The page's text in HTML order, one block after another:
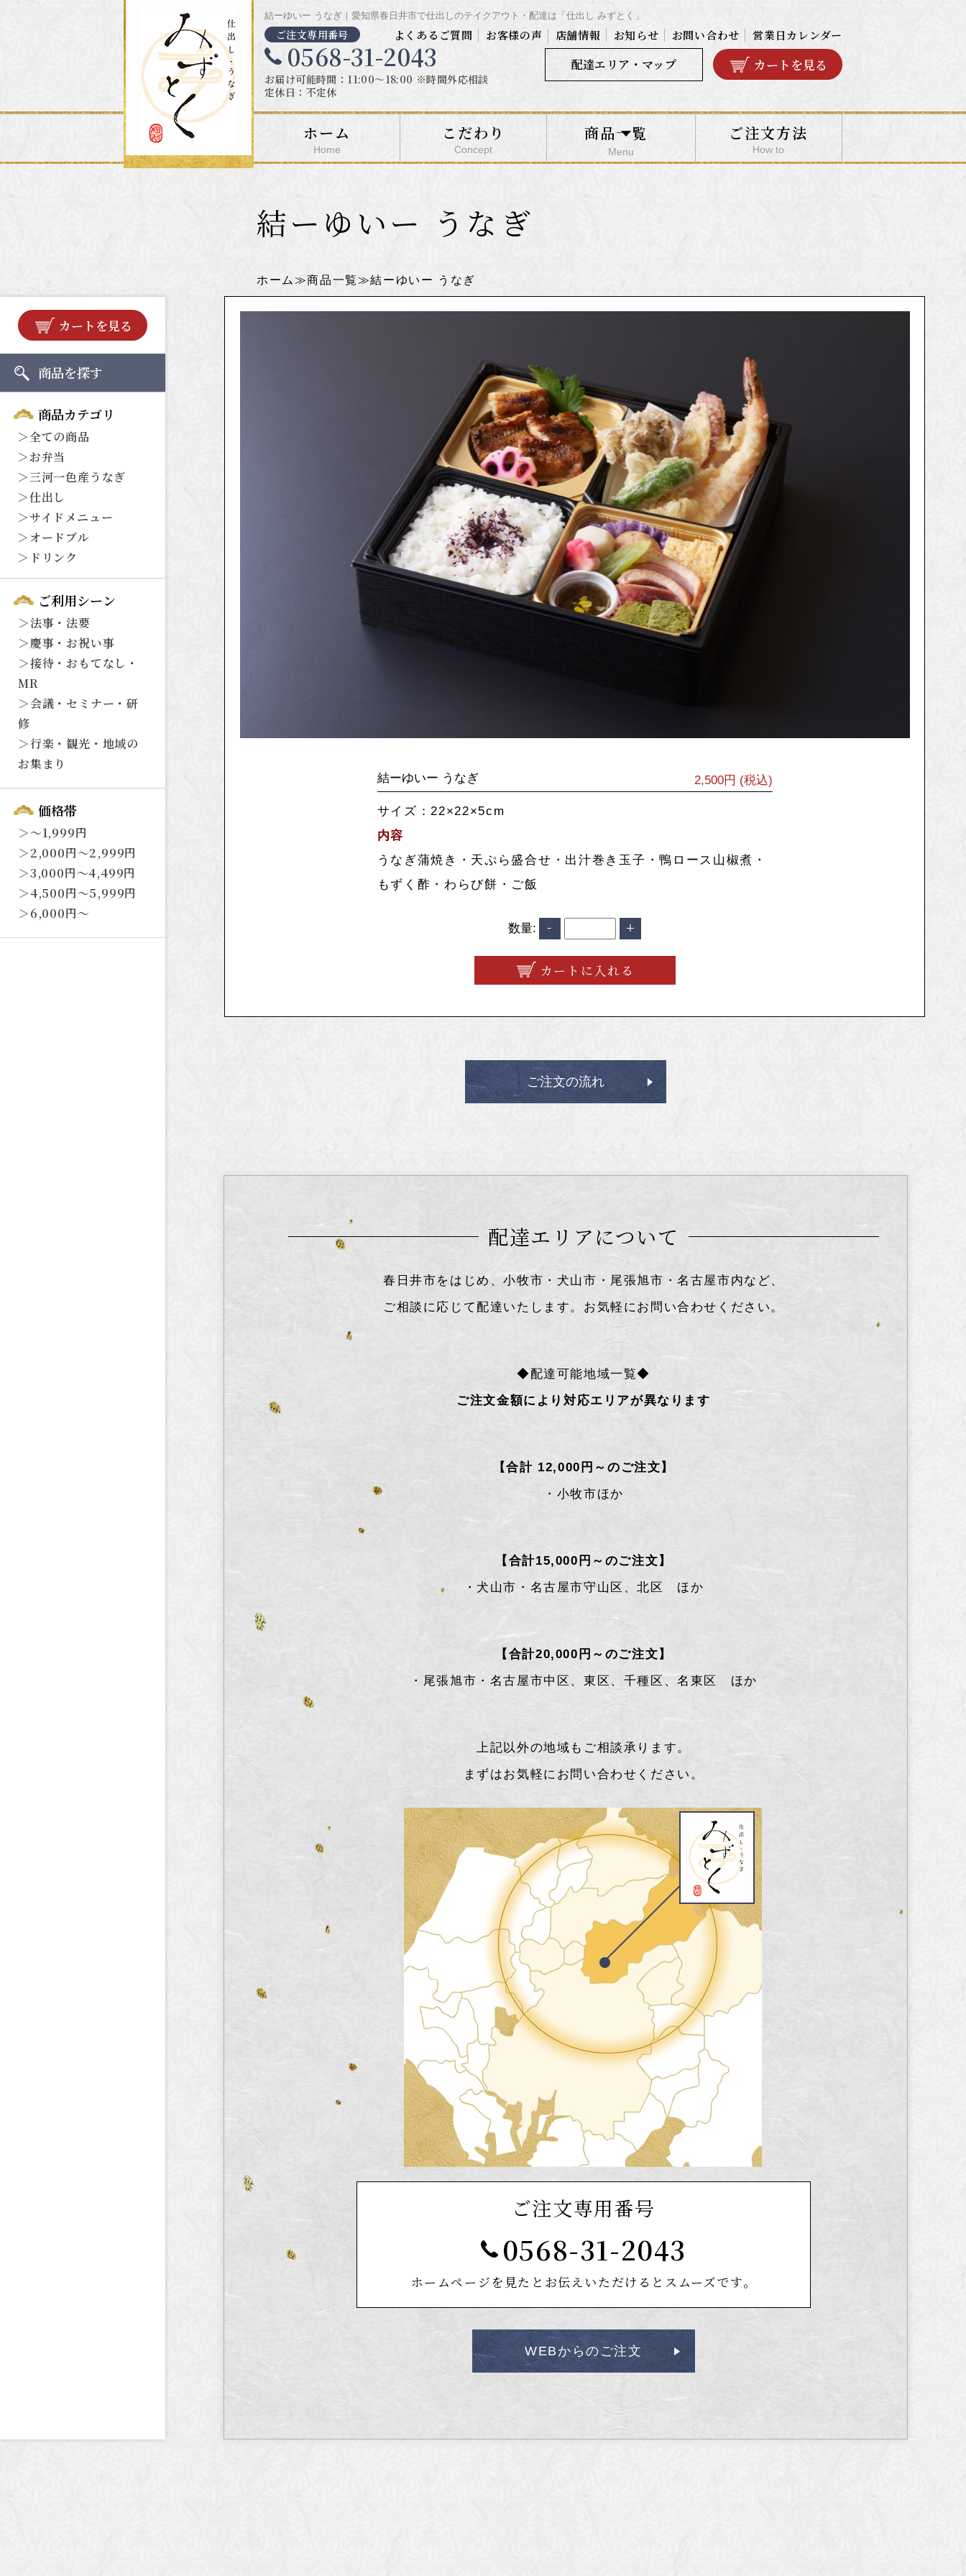
結ーゆいー うなぎ｜愛知県春日井市で仕出しのテイクアウト・配達は「仕出し みずとく」
ホーム
Home
こだわり
Concept
商品一覧
Menu
ご注文方法
How to
よくあるご質問 お客様の声 店舗情報 お知らせ お問い合わせ 営業日カレンダー
ご注文専用番号
0568-31-2043
お届け可能時間：11:00～18:00 ※時間外応相談
定休日：不定休
配達エリア・マップ カートを見る
カートを見る
商品を探す
商品カテゴリ
＞全ての商品
＞お弁当
＞三河一色産うなぎ
＞仕出し
＞サイドメニュー
＞オードブル
＞ ドリンク
ご利用シーン
＞法事・法要
＞慶事・お祝い事
＞接待・おもてなし・
MR
＞会議・セミナー・研
修
＞行楽・観光・地域の
お集まり
価格帯
＞～1,999円
＞2,000円～2,999円
＞3,000円～4,499円
＞4,500円～5,999円
＞6,000円～
結ーゆいー うなぎ
ホーム 商品一覧 結ーゆいー うなぎ
結ーゆいー うなぎ 2,500円 (税込)
サイズ：22×22×5cm
内容
うなぎ蒲焼き・天ぷら盛合せ・出汁巻き玉子・鴨ロース山椒煮・
もずく酢・わらび餅・ご飯
数量:
カートに入れる
ご注文の流れ
配達エリアについて
春日井市をはじめ、小牧市・犬山市・尾張旭市・名古屋市内など、
ご相談に応じて配達いたします。お気軽にお問い合わせください。
◆配達可能地域一覧◆
ご注文金額により対応エリアが異なります
【合計 12,000円～のご注文】
・小牧市ほか
【合計15,000円～のご注文】
・犬山市・名古屋市守山区、北区 ほか
【合計20,000円～のご注文】
・尾張旭市・名古屋市中区、東区、千種区、名東区 ほか
上記以外の地域もご相談承ります。
まずはお気軽にお問い合わせください。
ご注文専用番号
0568-31-2043
ホームページを見たと お伝えいただけるとスムーズです。
WEBからのご注文